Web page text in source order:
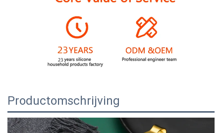
Productomschrijving